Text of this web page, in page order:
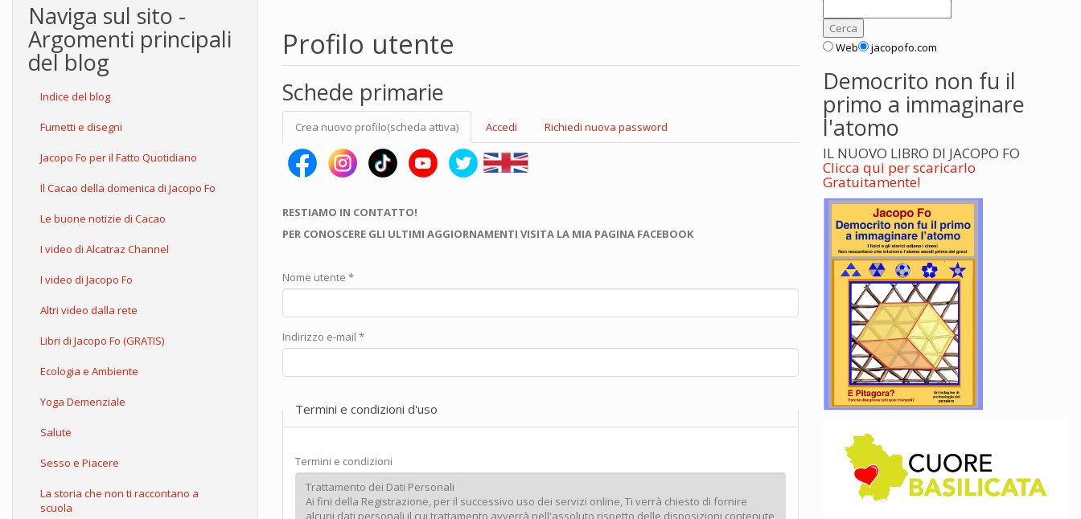
Naviga sul sito -
Argomenti principali
del blog
Indice del blog
Fumetti e disegni
Jacopo Fo per il Fatto Quotidiano
Il Cacao della domenica di Jacopo Fo
Le buone notizie di Cacao
I video di Alcatraz Channel
I video di Jacopo Fo
Altri video dalla rete
Libri di Jacopo Fo (GRATIS)
Ecologia e Ambiente
Yoga Demenziale
Salute
Sesso e Piacere
La storia che non ti raccontano a
scuola
Profilo utente
Schede primarie
Crea nuovo profilo(scheda attiva) Accedi Richiedi nuova password
RESTIAMO IN CONTATTO!
PER CONOSCERE GLI ULTIMI AGGIORNAMENTI VISITA LA MIA PAGINA FACEBOOK
Nome utente *
Indirizzo e-mail *
Termini e condizioni d'uso
Termini e condizioni
Web jacopofo.com
Democrito non fu il
primo a immaginare
l'atomo
IL NUOVO LIBRO DI JACOPO FO
Clicca qui per scaricarlo
Gratuitamente!